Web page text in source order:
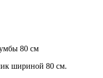
80 см
шириной 80 см.